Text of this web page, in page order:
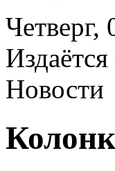
Четверг,
Новости